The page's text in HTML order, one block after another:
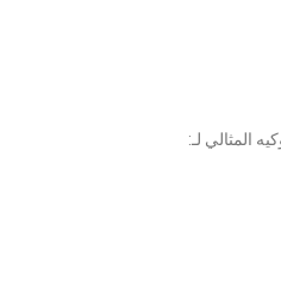
المثالي لـ: